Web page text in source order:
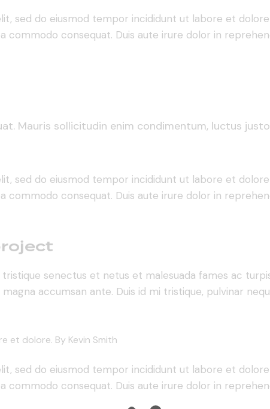
sed do eiusmod tempor incididunt ut labore et dolore
commodo consequat. Duis aute irure dolor in
Mauris sollicitudin enim condimentum, luctus
sed do eiusmod tempor incididunt ut labore et dolore
commodo consequat. Duis aute irure dolor in
senectus et netus et malesuada fames ac
accumsan ante. Duis id mi tristique, pulvinar
et dolore. By Kevin Smith
sed do eiusmod tempor incididunt ut labore et dolore
commodo consequat. Duis aute irure dolor in